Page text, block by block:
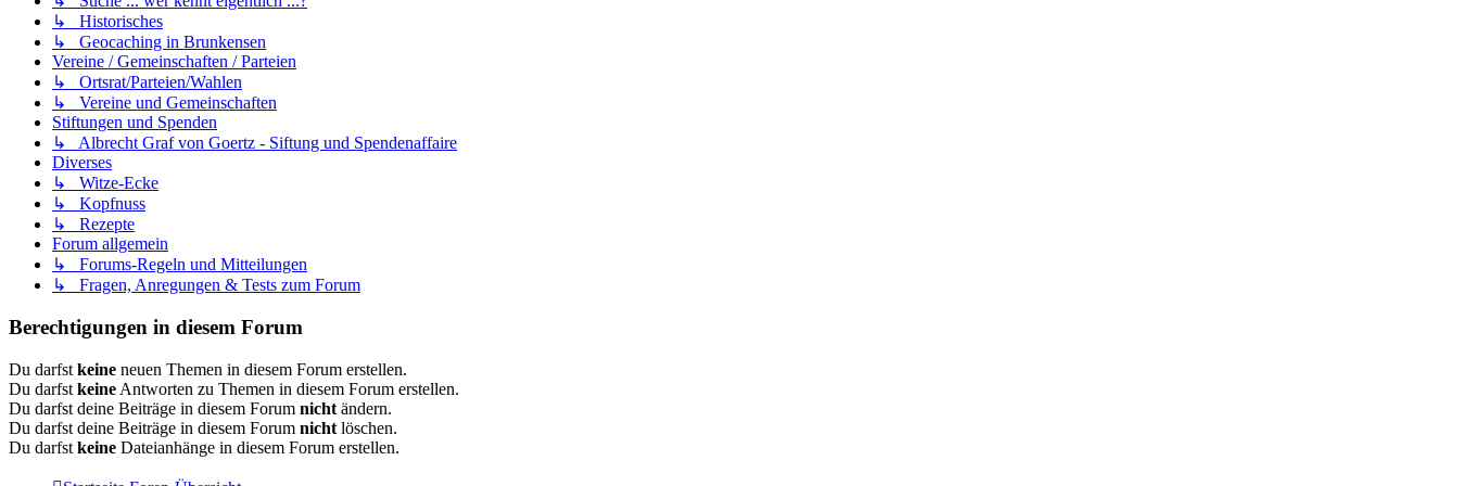
↳ Historisches
↳ Geocaching in Brunkensen
Vereine / Gemeinschaften / Parteien
↳ Ortsrat/Parteien/Wahlen
↳ Vereine und Gemeinschaften
Stiftungen und Spenden
↳ Albrecht Graf von Goertz - Siftung und Spendenaffaire
Diverses
↳ Witze-Ecke
↳ Kopfnuss
↳ Rezepte
Forum allgemein
↳ Forums-Regeln und Mitteilungen
↳ Fragen, Anregungen & Tests zum Forum
Berechtigungen in diesem Forum
Du darfst keine neuen Themen in diesem Forum erstellen.
Du darfst keine Antworten zu Themen in diesem Forum erstellen.
Du darfst deine Beiträge in diesem Forum nicht ändern.
Du darfst deine Beiträge in diesem Forum nicht löschen.
Du darfst keine Dateianhänge in diesem Forum erstellen.